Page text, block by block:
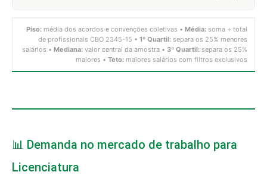
Piso: média dos acordos e convenções coletivas • Média: soma ÷ total
de profissionais CBO 2345-15 • 1º Quartil: separa os 25% menores
salários • Mediana: valor central da amostra • 3º Quartil: separa os 25%
maiores • Teto: maiores salários com filtros exclusivos
📊 Demanda no mercado de trabalho para
Licenciatura